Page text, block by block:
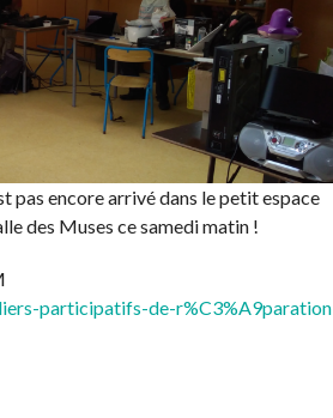
pas encore arrivé dans le petit espace
des Muses ce samedi matin !
participatifs-de-r%C3%A9paration